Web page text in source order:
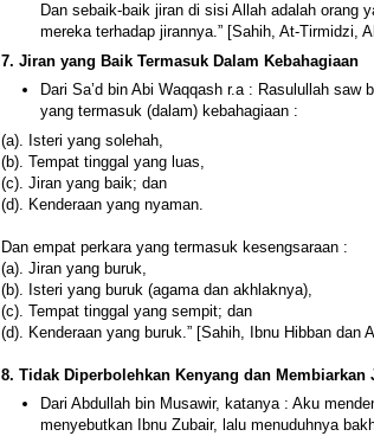
Dan sebaik-baik jiran di sisi Allah adalah orang
mereka terhadap jirannya.” [Sahih, At-Tirmidzi,
7. Jiran yang Baik Termasuk Dalam Kebahagiaan
Dari Sa’d bin Abi Waqqash r.a : Rasulullah saw
yang termasuk (dalam) kebahagiaan :
(a). Isteri yang solehah,
(b). Tempat tinggal yang luas,
(c). Jiran yang baik; dan
(d). Kenderaan yang nyaman.
Dan empat perkara yang termasuk kesengsaraan :
(a). Jiran yang buruk,
(b). Isteri yang buruk (agama dan akhlaknya),
(c). Tempat tinggal yang sempit; dan
(d). Kenderaan yang buruk.” [Sahih, Ibnu Hibban dan
8. Tidak Diperbolehkan Kenyang dan Membiarkan
Dari Abdullah bin Musawir, katanya : Aku
menyebutkan Ibnu Zubair, lalu menuduhnya